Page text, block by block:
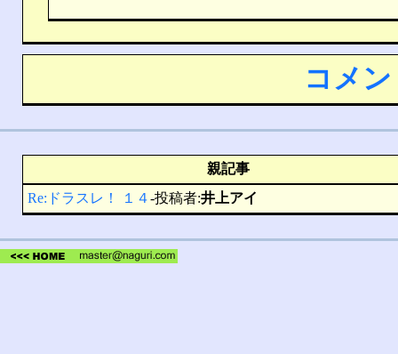
コメ
親記事
Re:ドラスレ！ １４-投稿者:井上アイ